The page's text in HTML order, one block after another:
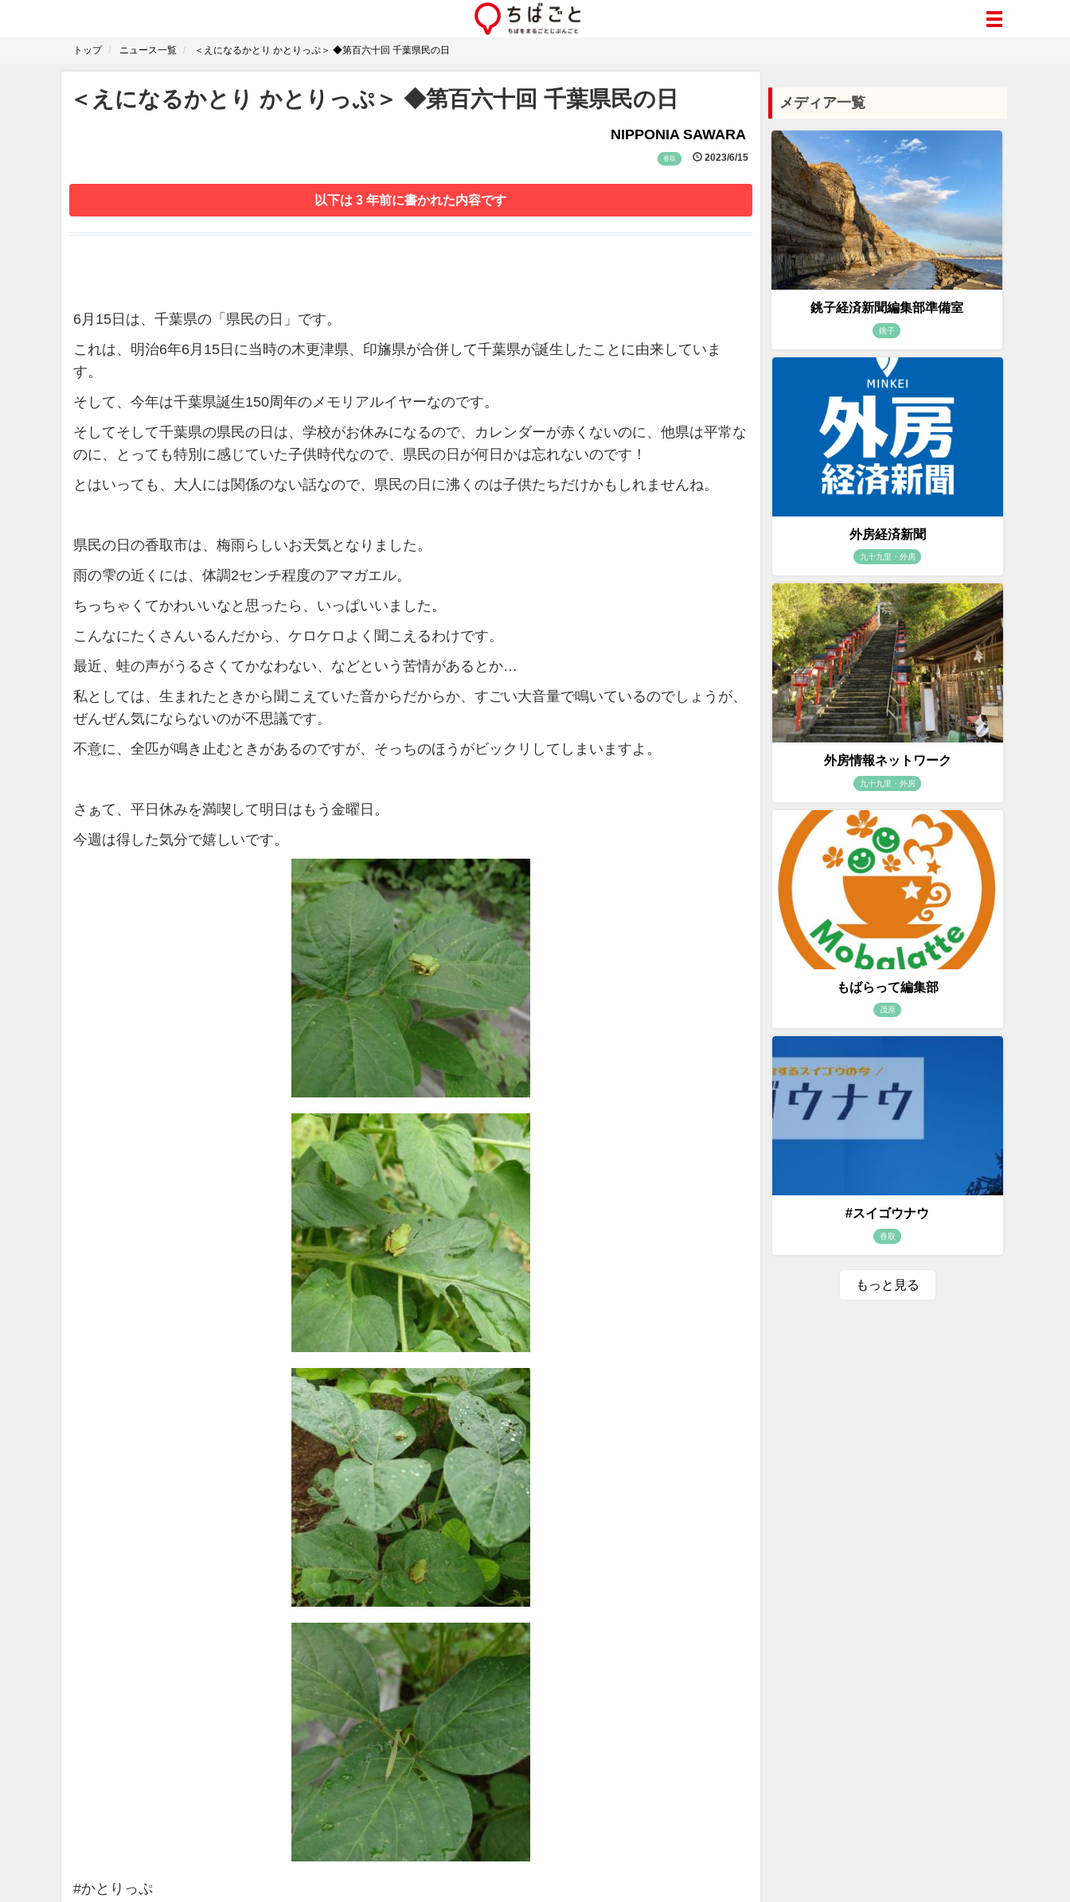
トップ ニュース一覧 ＜えになるかとり かとりっぷ＞ ◆第百六十回 千葉県民の日
＜えになるかとり かとりっぷ＞ ◆第百六十回 千葉県民の日
NIPPONIA SAWARA
香取 2023/6/15
以下は 3 年前に書かれた内容です
6月15日は、千葉県の「県民の日」です。
これは、明治6年6月15日に当時の木更津県、印旛県が合併して千葉県が誕生したことに由来していま
す。
そして、今年は千葉県誕生150周年のメモリアルイヤーなのです。
そしてそして千葉県の県民の日は、学校がお休みになるので、カレンダーが赤くないのに、他県は平常な
のに、とっても特別に感じていた子供時代なので、県民の日が何日かは忘れないのです！
とはいっても、大人には関係のない話なので、県民の日に沸くのは子供たちだけかもしれませんね。
県民の日の香取市は、梅雨らしいお天気となりました。
雨の雫の近くには、体調2センチ程度のアマガエル。
ちっちゃくてかわいいなと思ったら、いっぱいいました。
こんなにたくさんいるんだから、ケロケロよく聞こえるわけです。
最近、蛙の声がうるさくてかなわない、などという苦情があるとか…
私としては、生まれたときから聞こえていた音からだからか、すごい大音量で鳴いているのでしょうが、
ぜんぜん気にならないのが不思議です。
不意に、全匹が鳴き止むときがあるのですが、そっちのほうがビックリしてしまいますよ。
さぁて、平日休みを満喫して明日はもう金曜日。
今週は得した気分で嬉しいです。
#かとりっぷ
メディア一覧
銚子経済新聞編集部準備室
銚子
外房経済新聞
九十九里・外房
外房情報ネットワーク
九十九里・外房
もばらって編集部
茂原
#スイゴウナウ
香取
もっと見る